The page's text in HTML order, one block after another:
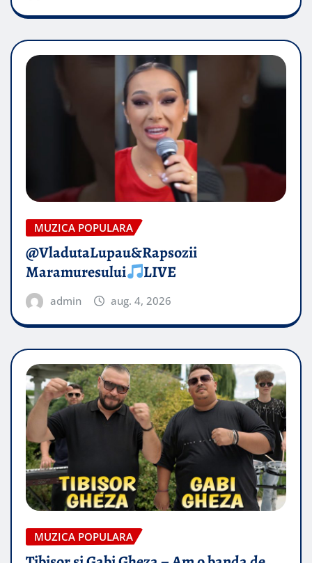
MUZICA POPULARA
@VladutaLupau&Rapsozii
Maramuresului
LIVE
admin aug. 4, 2026
MUZICA POPULARA